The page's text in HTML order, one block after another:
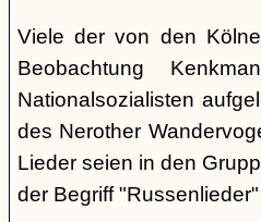
Viele der von den
Beobachtung
Nationalsozialisten
des Nerother
Lieder seien in den
der Begriff